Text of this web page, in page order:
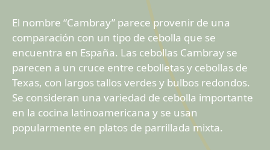
El nombre “Cambray” parece provenir de una
comparación con un tipo de cebolla que se
encuentra en España. Las cebollas Cambray se
parecen a un cruce entre cebolletas y cebollas de
Texas, con largos tallos verdes y bulbos redondos.
Se consideran una variedad de cebolla importante
en la cocina latinoamericana y se usan
popularmente en platos de parrillada mixta.